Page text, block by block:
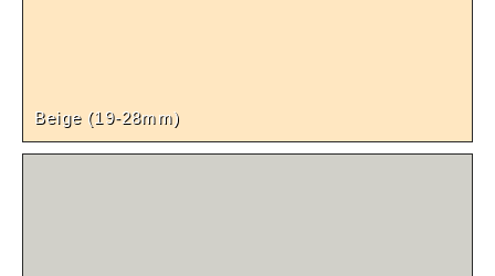
Beige (19-28mm)